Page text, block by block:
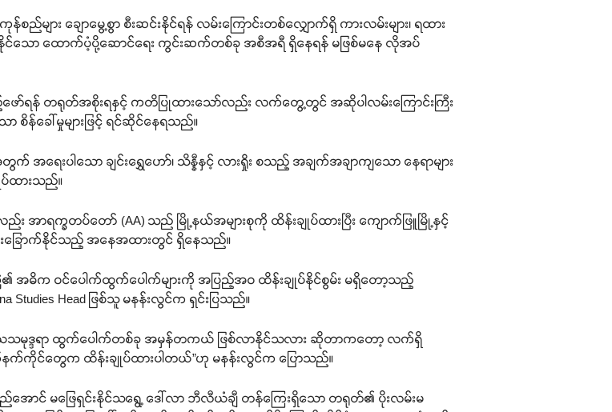
း ချောမွေ့စွာ စီးဆင်းနိုင်ရန် လမ်းကြောင်းတစ်လျှောက်ရှိ ကားလမ်းများ၊ ရထား
တ်နိုင်သော ထောက်ပံ့ပို့ဆောင်ရေး ကွင်းဆက်တစ်ခု အစီအရီ ရှိနေရန် မဖြစ်မနေ လိုအပ်
ော်ရန် တရုတ်အစိုးရနှင့် ကတိပြုထားသော်လည်း လက်တွေ့တွင် အဆိုပါလမ်းကြောင်းကြီး
စိန်ခေါ်မှုများဖြင့် ရင်ဆိုင်နေရသည်။
ရေးပါသော ချင်းရွှေဟော်၊ သိန္နီနှင့် လားရှိုး စသည့် အချက်အချာကျသော နေရာများ
ထားသည်။
ာရက္ခတပ်တော် (AA) သည် မြို့နယ်အများစုကို ထိန်းချုပ်ထားပြီး ကျောက်ဖြူမြို့နှင့်
ခြောက်နိုင်သည့် အနေအထားတွင် ရှိနေသည်။
ြံ၏ အဓိက ဝင်ပေါက်ထွက်ပေါက်များကို အပြည့်အဝ ထိန်းချုပ်နိုင်စွမ်း မရှိတော့သည့်
Studies Head ဖြစ်သူ မနန်းလွင်က ရှင်းပြသည်။
သမုဒ္ဒရာ ထွက်ပေါက်တစ်ခု အမှန်တကယ် ဖြစ်လာနိုင်သလား ဆိုတာကတော့ လက်ရှိ
လက်နက်ကိုင်တွေက ထိန်းချုပ်ထားပါတယ်”ဟု မနန်းလွင်က ပြောသည်။
အောင် မဖြေရှင်းနိုင်သရွေ့ ဒေါ်လာ ဘီလီယံချီ တန်ကြေးရှိသော တရုတ်၏ ပိုးလမ်းမ